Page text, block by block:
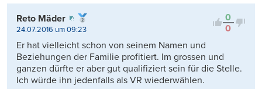
0
0
Reto Mäder
24.07.2016 um 09:23
Er hat vielleicht schon von seinem Namen und
Beziehungen der Familie profitiert. Im grossen und
ganzen dürfte er aber gut qualifiziert sein für die Stelle.
Ich würde ihn jedenfalls als VR wiederwählen.